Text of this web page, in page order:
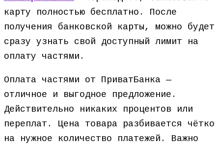
карту полностью бесплатно. После
получения банковской карты, можно будет
сразу узнать свой доступный лимит на
оплату частями.
Оплата частями от ПриватБанка —
отличное и выгодное предложение.
Действительно никаких процентов или
переплат. Цена товара разбивается чётко
на нужное количество платежей. Важно